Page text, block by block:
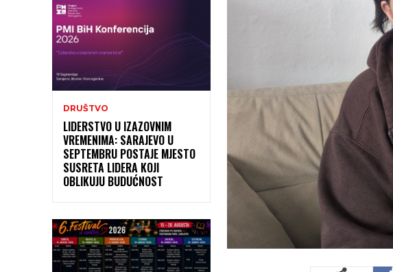
DRUŠTVO
LIDERSTVO U IZAZOVNIM
VREMENIMA: SARAJEVO U
SEPTEMBRU POSTAJE MJESTO
SUSRETA LIDERA KOJI
OBLIKUJU BUDUĆNOST